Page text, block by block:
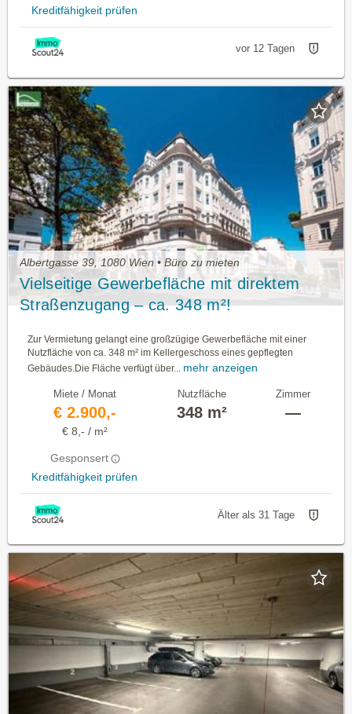
Kreditfähigkeit prüfen
vor 12 Tagen
Albertgasse 39, 1080 Wien • Büro zu mieten
Vielseitige Gewerbefläche mit direktem
Straßenzugang – ca. 348 m²!
Zur Vermietung gelangt eine großzügige Gewerbefläche mit einer
Nutzfläche von ca. 348 m² im Kellergeschoss eines gepflegten
Gebäudes.Die Fläche verfügt über... mehr anzeigen
Miete / Monat
€ 2.900,-
€ 8,- / m²
Gesponsert
Kreditfähigkeit prüfen
Nutzfläche
348 m²
Zimmer
—
Älter als 31 Tage